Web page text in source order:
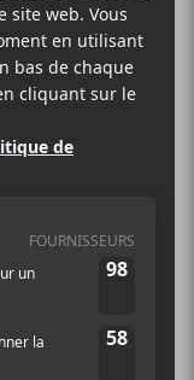
garde, le
19,
avoir été